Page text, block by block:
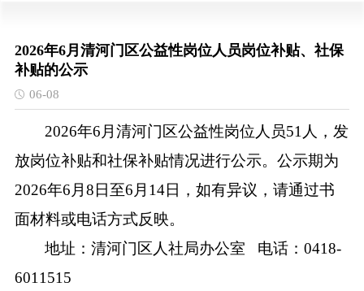
2026年6月清河门区公益性岗位人员岗位补贴、社保
补贴的公示
06-08
2026年6月清河门区公益性岗位人员51人，发
放岗位补贴和社保补贴情况进行公示。公示期为
2026年6月8日至6月14日，如有异议，请通过书
面材料或电话方式反映。
地址：清河门区人社局办公室 电话：0418-
6011515